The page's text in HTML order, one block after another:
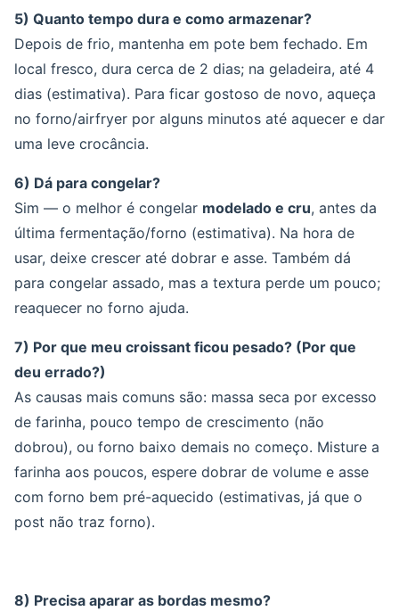
5) Quanto tempo dura e como armazenar?
Depois de frio, mantenha em pote bem fechado. Em
local fresco, dura cerca de 2 dias; na geladeira, até 4
dias (estimativa). Para ficar gostoso de novo, aqueça
no forno/airfryer por alguns minutos até aquecer e dar
uma leve crocância.
6) Dá para congelar?
Sim — o melhor é congelar modelado e cru, antes da
última fermentação/forno (estimativa). Na hora de
usar, deixe crescer até dobrar e asse. Também dá
para congelar assado, mas a textura perde um pouco;
reaquecer no forno ajuda.
7) Por que meu croissant ficou pesado? (Por que
deu errado?)
As causas mais comuns são: massa seca por excesso
de farinha, pouco tempo de crescimento (não
dobrou), ou forno baixo demais no começo. Misture a
farinha aos poucos, espere dobrar de volume e asse
com forno bem pré-aquecido (estimativas, já que o
post não traz forno).
8) Precisa aparar as bordas mesmo?